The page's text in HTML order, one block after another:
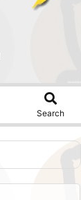
Search